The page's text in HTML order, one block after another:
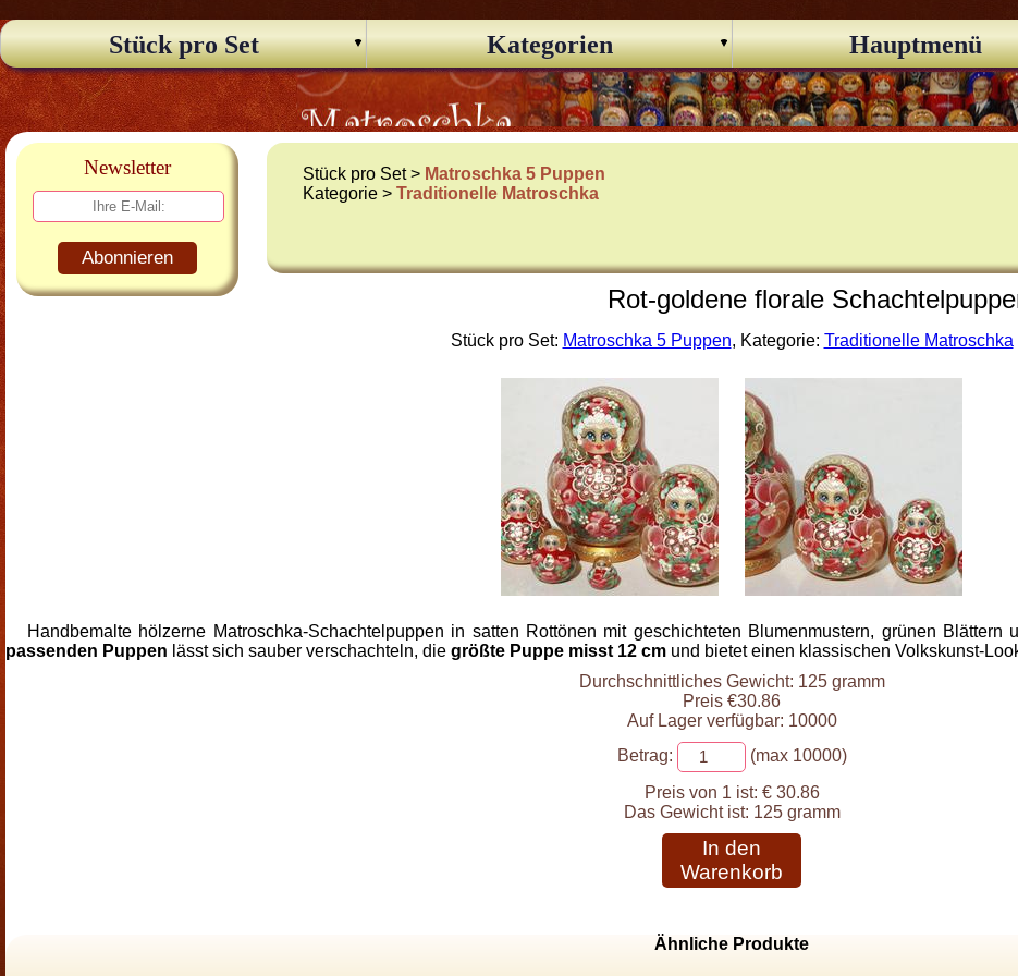
Stück pro Set Kategorien Hauptmenü
Newsletter
Abonnieren
Stück pro Set > Matroschka 5 Puppen
Kategorie >Traditionelle Matroschka
Rot-goldene florale
Stück pro Set: Matroschka 5 Puppen, Kategorie: Traditionelle Matroschka
Handbemalte hölzerne Matroschka-Schachtelpuppen in satten Rottönen mit geschichteten Blumenmustern, grünen Blättern
passenden Puppen lässt sich sauber verschachteln, die größte Puppe misst 12 cm und bietet einen klassischen Volkskunst-
Durchschnittliches Gewicht: 125 gramm
Preis €30.86
Auf Lager verfügbar: 10000
Betrag:
(max 10000)
Preis von 1 ist: € 30.86
Das Gewicht ist: 125 gramm
In den
Warenkorb
Ähnliche Produkte